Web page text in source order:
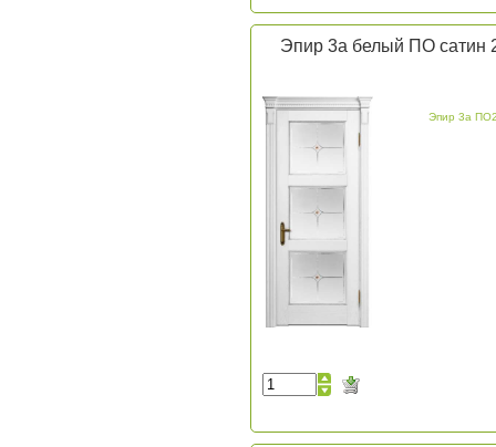
Эпир 3а белый ПО сатин
Эпир 3а